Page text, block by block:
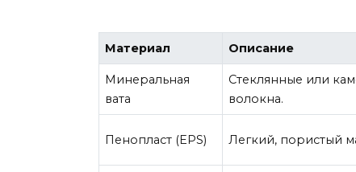
Материал Описание
Минеральная
вата
Стеклянные или
волокна.
Пенопласт (EPS) Легкий, пористый